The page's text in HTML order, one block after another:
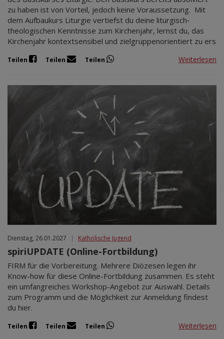
zu haben ist von Vorteil, jedoch keine Voraussetzung. Mit
dem Aufbaukurs Liturgie vertiefst du deine liturgisch‐
theologischen Kenntnisse zum Kirchenjahr, lernst du, das
Kirchenjahr kontextsensibel und zielgruppenorientiert zu ers
Teilen Teilen Teilen Weiterlesen
Dienstag, 26.01.2027 | Katholische Jugend
spiriUPDATE (Online-Fortbildung)
FIRM für die Vorbereitung. Mehrere Diözesen legen ihr
Know-how für diese Online-Fortbildung zusammen. Es steht
ein umfangreiches Workshop-Angebot zur Auswahl. Details
zum Programm und die Möglichkeit zur Anmeldung findest
du hier.
Teilen Teilen Teilen Weiterlesen